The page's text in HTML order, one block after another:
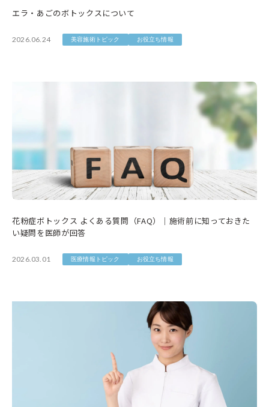
エラ・あごのボトックスについて
2026.06.24 美容施術トピック お役立ち情報
花粉症ボトックス よくある質問（FAQ）｜施術前に知っておきた
い疑問を医師が回答
2026.03.01 医療情報トピック お役立ち情報